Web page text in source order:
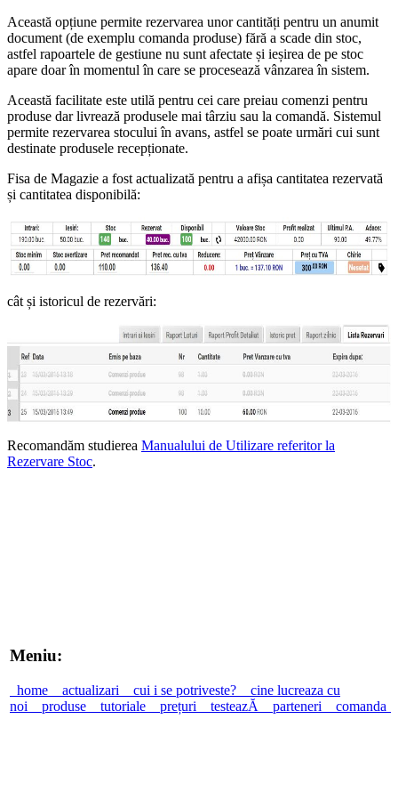
Această opțiune permite rezervarea unor cantități pentru un anumit
document (de exemplu comanda produse) fără a scade din stoc,
astfel rapoartele de gestiune nu sunt afectate și ieșirea de pe stoc
apare doar în momentul în care se procesează vânzarea în sistem.
Această facilitate este utilă pentru cei care preiau comenzi pentru
produse dar livrează produsele mai târziu sau la comandă. Sistemul
permite rezervarea stocului în avans, astfel se poate urmări cui sunt
destinate produsele recepționate.
Fisa de Magazie a fost actualizată pentru a afișa cantitatea rezervată
și cantitatea disponibilă:
cât și istoricul de rezervări:
Recomandăm studierea Manualului de Utilizare referitor la
Rezervare Stoc.
Meniu:
home actualizari cui i se potriveste?
cine lucreaza cu
noi
produse tutoriale prețuri testeazĂ parteneri comanda